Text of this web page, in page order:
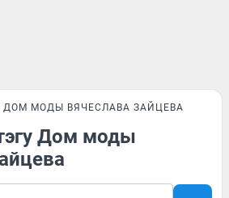
ДОМ МОДЫ ВЯЧЕСЛАВА ЗАЙЦЕВА
Дом моды